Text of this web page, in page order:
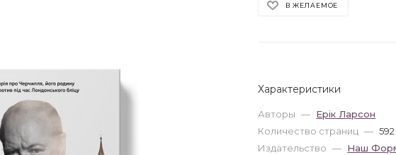
В ЖЕЛАЕМОЕ
Характеристики
Авторы — Ерік Ларсон
Количество страниц — 592
Издательство — Наш